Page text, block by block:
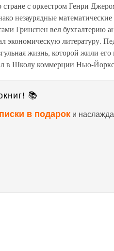
с оркестром Генри
незаурядные
Гринспен вел бухгалтерию
экономическую литературу.
жизнь, которой жили
в Школу коммерции Нью-
📚
в подарок и